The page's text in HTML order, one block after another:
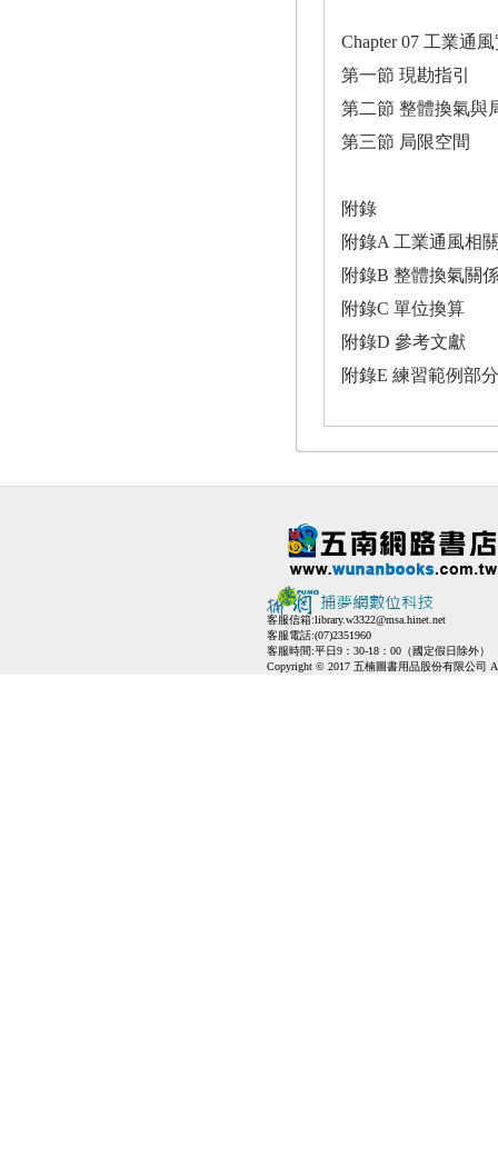
Chapter 07 工業通
第一節 現勘指引
第二節 整體換氣與
第三節 局限空間
附錄
附錄A 工業通風相
附錄B 整體換氣關
附錄C 單位換算
附錄D 參考文獻
附錄E 練習範例部
客服信箱:library.w3322@msa.hinet.net
客服電話:(07)2351960
客服時間:平日9：30-18：00（國定假日除外）
Copyright © 2017 五楠圖書用品股份有限公司